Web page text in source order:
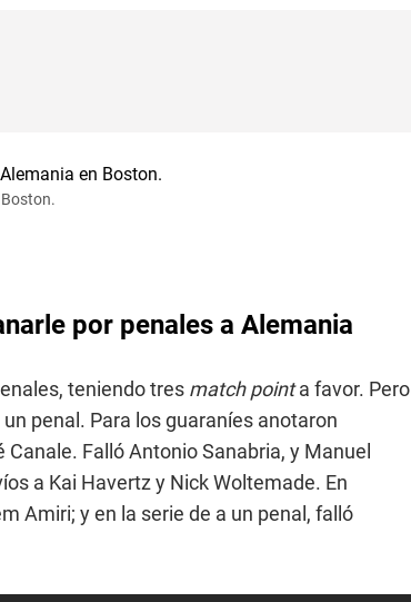
por penales a Alemania
teniendo tres match pointa favor. Pero
penal. Para los guaraníes anotaron
Falló Antonio Sanabria, y Manuel
a Kai Havertz y Nick Woltemade. En
Amiri; y en la serie de a un penal, falló